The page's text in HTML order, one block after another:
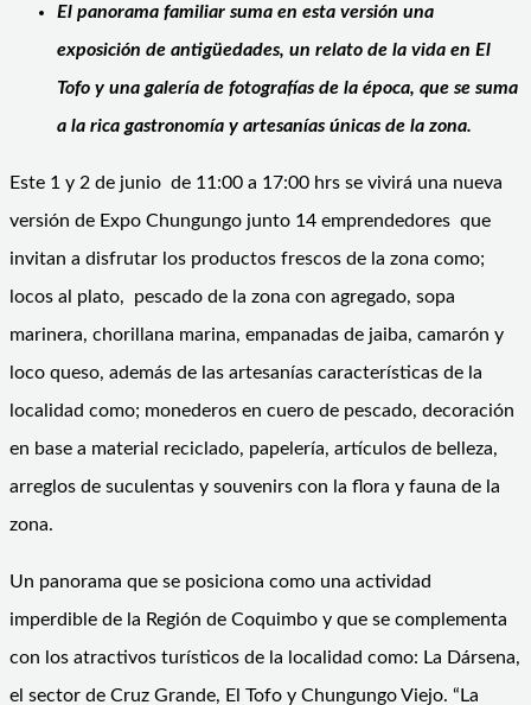
El panorama familiar suma en esta versión una
exposición de antigüedades, un relato de la vida en El
Tofo y una galería de fotografías de la época, que se suma
a la rica gastronomía y artesanías únicas de la zona.
Este 1 y 2 de junio de 11:00 a 17:00 hrs se vivirá una nueva
versión de Expo Chungungo junto 14 emprendedores que
invitan a disfrutar los productos frescos de la zona como;
locos al plato, pescado de la zona con agregado, sopa
marinera, chorillana marina, empanadas de jaiba, camarón y
loco queso, además de las artesanías características de la
localidad como; monederos en cuero de pescado, decoración
en base a material reciclado, papelería, artículos de belleza,
arreglos de suculentas y souvenirs con la flora y fauna de la
zona.
Un panorama que se posiciona como una actividad
imperdible de la Región de Coquimbo y que se complementa
con los atractivos turísticos de la localidad como: La Dársena,
el sector de Cruz Grande, El Tofo y Chungungo Viejo. “La